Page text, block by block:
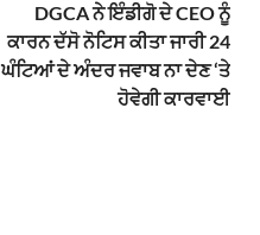
DGCA ਨੇ ਇੰਡੀਗੋ ਦੇ CEO ਨੂੰ
ਕਾਰਨ ਦੱਸੋ ਨੋਟਿਸ ਕੀਤਾ ਜਾਰੀ 24
ਘੰਟਿਆਂ ਦੇ ਅੰਦਰ ਜਵਾਬ ਨਾ ਦੇਣ ‘ਤੇ
ਹੋਵੇਗੀ ਕਾਰਵਾਈ